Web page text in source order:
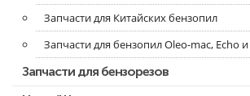
Запчасти для Китайских бензопил
Запчасти для бензопил Oleo-mac, Echo
Запчасти для бензорезов